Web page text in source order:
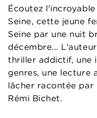
Écoutez
Seine, cette jeune
Seine par une nuit
décembre...
thriller addictif, une
genres, une lecture
lâcher racontée
Rémi Bichet.